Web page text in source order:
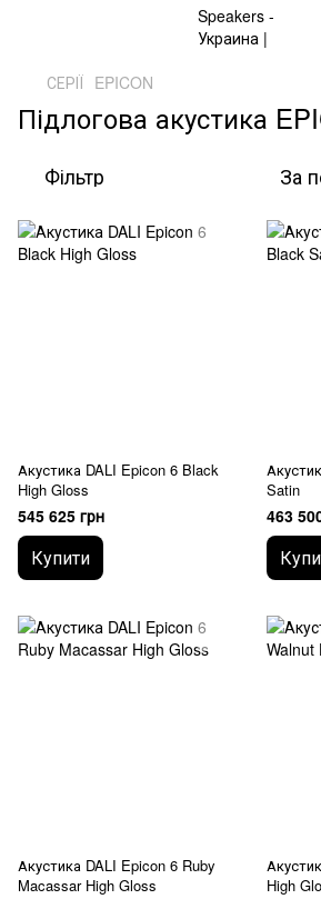
СЕРІЇ EPICON
Підлогова акустика
Фільтр За
Акустика DALI Epicon 6 Black
High Gloss
545 625 грн
Купити
Satin
463
Акустика DALI Epicon 6 Ruby
Macassar High Gloss
High